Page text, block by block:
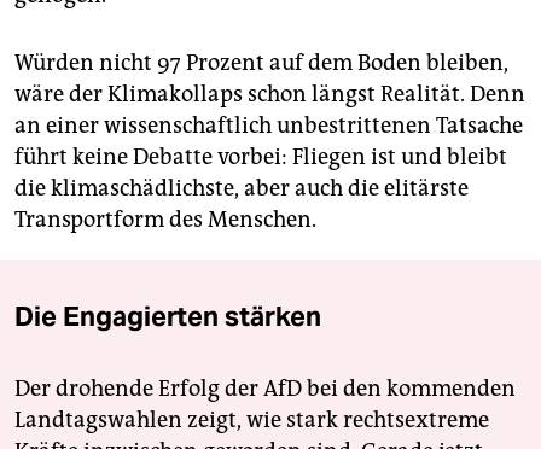
Würden nicht 97 Prozent auf dem Boden bleiben,
wäre der Klimakollaps schon längst Realität. Denn
an einer wissenschaftlich unbestrittenen Tatsache
führt keine Debatte vorbei: Fliegen ist und bleibt
die klimaschädlichste, aber auch die elitärste
Transportform des Menschen.
Die Engagierten stärken
Der drohende Erfolg der AfD bei den kommenden
Landtagswahlen zeigt, wie stark rechtsextreme